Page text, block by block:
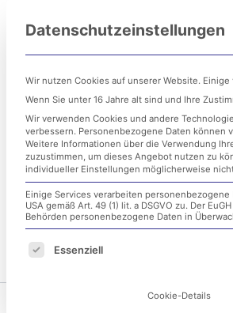
Inhalt
springen
letittree
Datenschutzeinstellungen
Wir nutzen Cookies auf unserer Website.
Wenn Sie unter 16 Jahre alt sind und Ihre
Wir verwenden Cookies und andere
verbessern. Personenbezogene Daten können
Weitere Informationen über die Verwendung
zuzustimmen, um dieses Angebot nutzen zu
individueller Einstellungen möglicherweise
Einige Services verarbeiten
USA gemäß Art. 49 (1) lit. a DSGVO zu. Der
Behörden personenbezogene Daten in
Es folgt eine Liste der
Essenziell
Cookie-Details